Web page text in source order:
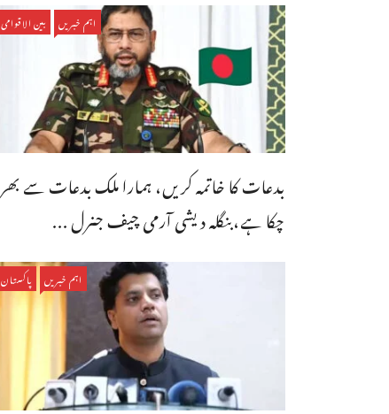
اہم خبریں بین الاقوامی
بدعات کا خاتمہ کریں، ہمارا ملک بدعات سے بھر
چکا ہے،بنگله دیشی آرمی چیف جنرل ...
اہم خبریں پاکستان